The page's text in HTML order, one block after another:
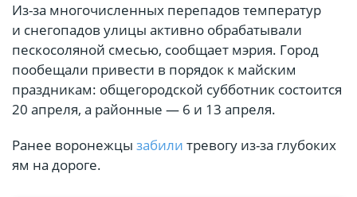
Из-за многочисленных перепадов температур
и снегопадов улицы активно обрабатывали
пескосоляной смесью, сообщает мэрия. Город
пообещали привести в порядок к майским
праздникам: общегородской субботник состоится
20 апреля, а районные — 6 и 13 апреля.
Ранее воронежцы забили тревогу из-за глубоких
ям на дороге.